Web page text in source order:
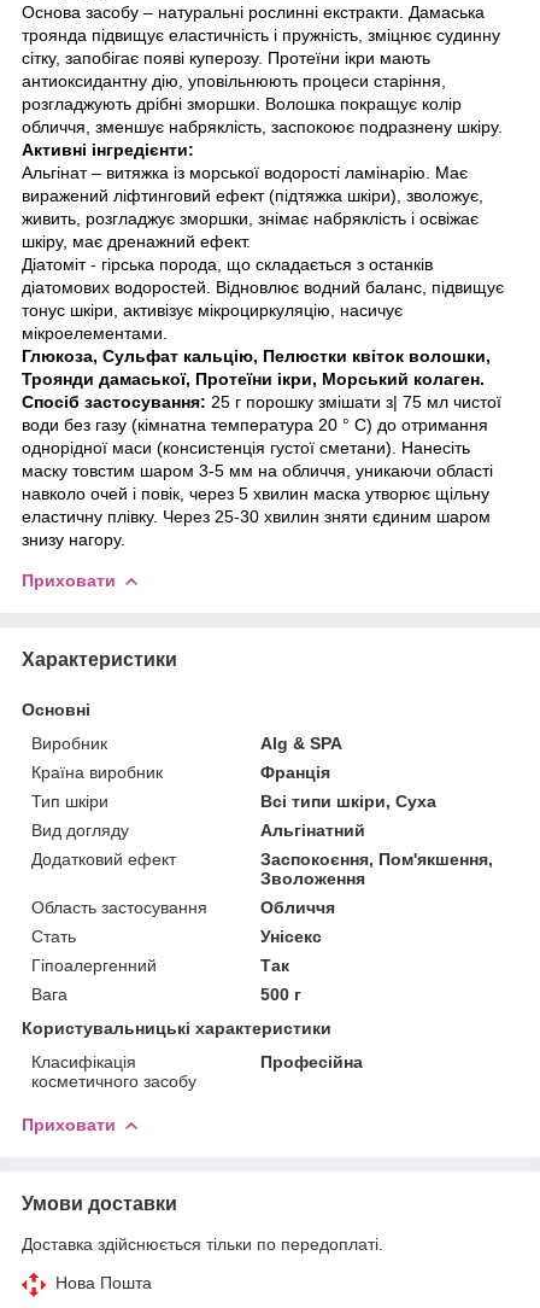
Основа засобу – натуральні рослинні екстракти. Дамаська
троянда підвищує еластичність і пружність, зміцнює судинну
сітку, запобігає появі куперозу. Протеїни ікри мають
антиоксидантну дію, уповільнюють процеси старіння,
розгладжують дрібні зморшки. Волошка покращує колір
обличчя, зменшує набряклість, заспокоює подразнену шкіру.
Активні інгредієнти:
Альгінат – витяжка із морської водорості ламінарію. Має
виражений ліфтинговий ефект (підтяжка шкіри), зволожує,
живить, розгладжує зморшки, знімає набряклість і освіжає
шкіру, має дренажний ефект.
Діатоміт - гірська порода, що складається з останків
діатомових водоростей. Відновлює водний баланс, підвищує
тонус шкіри, активізує мікроциркуляцію, насичує
мікроелементами.
Глюкоза, Сульфат кальцію, Пелюстки квіток волошки,
Троянди дамаської, Протеїни ікри, Морський колаген.
Спосіб застосування: 25 г порошку змішати з| 75 мл чистої
води без газу (кімнатна температура 20 ° C) до отримання
однорідної маси (консистенція густої сметани). Нанесіть
маску товстим шаром 3-5 мм на обличчя, уникаючи області
навколо очей і повік, через 5 хвилин маска утворює щільну
еластичну плівку. Через 25-30 хвилин зняти єдиним шаром
знизу нагору.
Приховати
Характеристики
Основні
Виробник
Alg & SPA
Країна виробник
Франція
Тип шкіри
Всі типи шкіри, Суха
Вид догляду
Альгінатний
Додатковий ефект
Заспокоєння, Пом'якшення,
Зволоження
Область застосування
Обличчя
Стать
Унісекс
Гіпоалергенний
Так
Вага
500 г
Користувальницькі характеристики
Класифікація
косметичного засобу
Професійна
Приховати
Умови доставки
Доставка здійснюється тільки по передоплаті.
Нова Пошта